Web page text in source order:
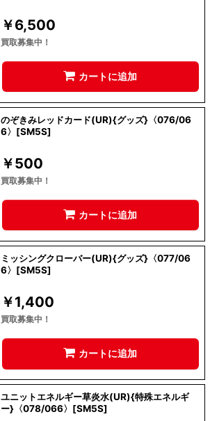
￥6,500
買取募集中！
カートに追加
のぞきみレッドカード(UR){グッズ}〈076/06
6〉[SM5S]
￥500
買取募集中！
カートに追加
ミッシングクローバー(UR){グッズ}〈077/06
6〉[SM5S]
￥1,400
買取募集中！
カートに追加
ユニットエネルギー草炎水(UR){特殊エネルギ
ー}〈078/066〉[SM5S]